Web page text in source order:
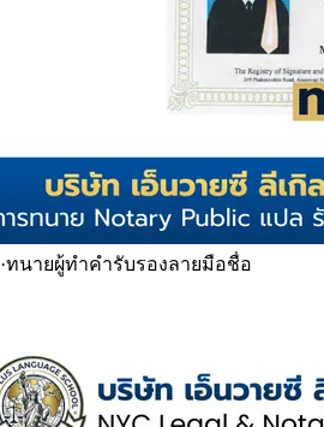
·ทนายผู้ทำคำรับรองลายมือชื่อ